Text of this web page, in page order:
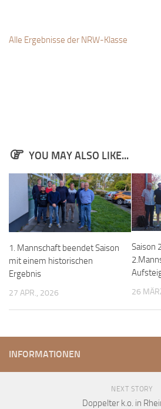
Alle Ergebnisse der NRW-Klasse
YOU MAY ALSO LIKE...
1. Mannschaft beendet Saison
mit einem historischen
Ergebnis
27 APR., 2026
Saison
26
INFORMATIONEN
NEXT STORY
Doppelter k.o. in